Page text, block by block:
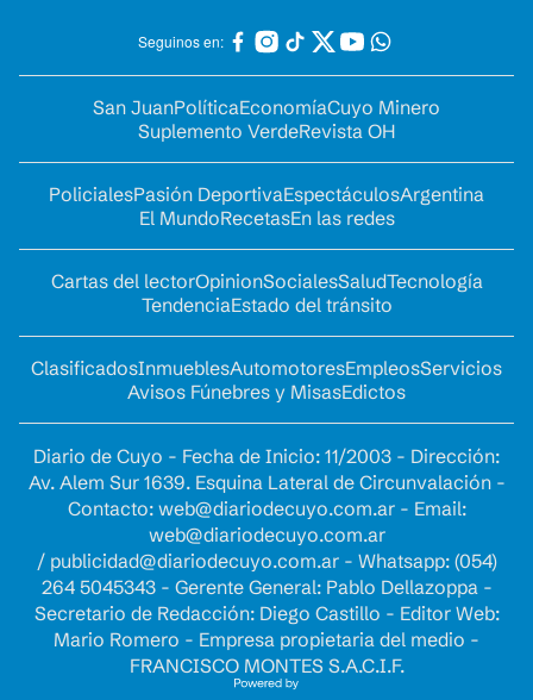
Seguinos en:
San JuanPolíticaEconomíaCuyo Minero
Suplemento VerdeRevista OH
PolicialesPasión DeportivaEspectáculosArgentina
El MundoRecetasEn las redes
Cartas del lectorOpinionSocialesSaludTecnología
TendenciaEstado del tránsito
ClasificadosInmueblesAutomotoresEmpleosServicios
Avisos Fúnebres y MisasEdictos
Diario de Cuyo - Fecha de Inicio: 11/2003 - Dirección:
Av. Alem Sur 1639. Esquina Lateral de Circunvalación -
Contacto: web@diariodecuyo.com.ar- Email:
web@diariodecuyo.com.ar
/ publicidad@diariodecuyo.com.ar- Whatsapp: (054)
264 5045343 - Gerente General: Pablo Dellazoppa -
Secretario de Redacción: Diego Castillo - Editor Web:
Mario Romero - Empresa propietaria del medio -
FRANCISCO MONTES S.A.C.I.F.